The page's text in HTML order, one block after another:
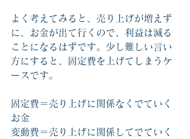
よく考えてみると、売り上げが増えず
に、お金が出て行くので、利益は減る
ことになるはずです。少し難しい言い
方にすると、固定費を上げてしまうケ
ースです。
固定費＝売り上げに関係なくでていく
お金
変動費＝売り上げに関係してでていく